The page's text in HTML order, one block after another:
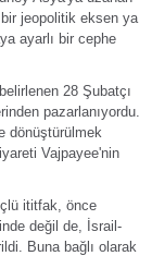
jeopolitik eksen ya
ayarlı bir cephe
28 Şubatçı
pazarlanıyordu.
dönüştürülmek
Vajpayee'nin
ititfak, önce
değil de, İsrail-
Buna bağlı olarak